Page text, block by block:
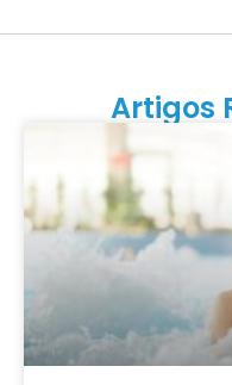
Artigos